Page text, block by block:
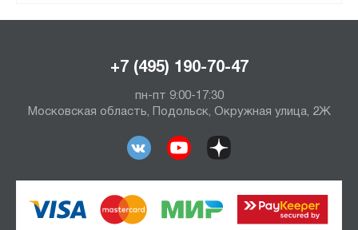
+7 (495) 190-70-47
пн-пт 9:00-17:30
Московская область, Подольск, Окружная улица, 2Ж